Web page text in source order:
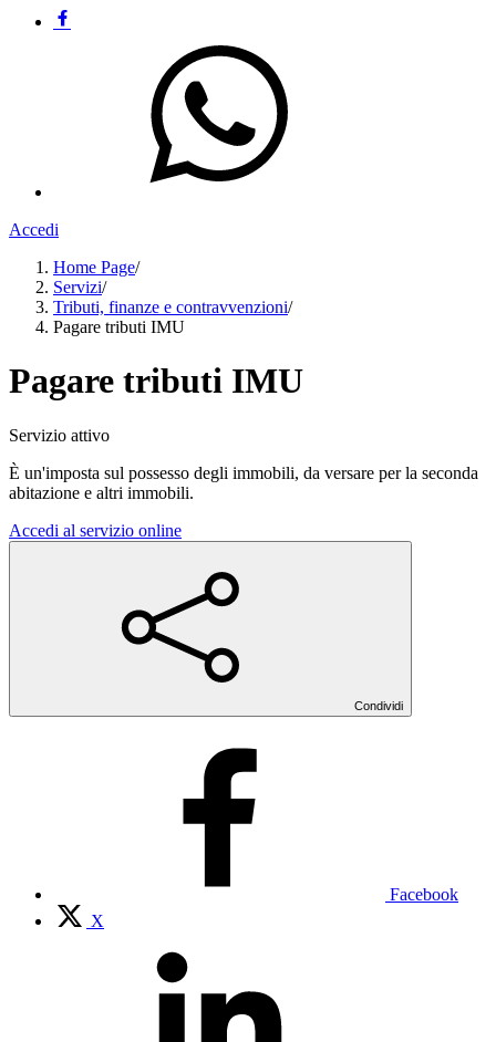
Accedi
Home Page/
Servizi/
Tributi, finanze e contravvenzioni/
Pagare tributi IMU
Pagare tributi IMU
Servizio attivo
È un'imposta sul possesso degli immobili, da versare per la seconda
abitazione e altri immobili.
Accedi al servizio online
Condividi
Facebook
X